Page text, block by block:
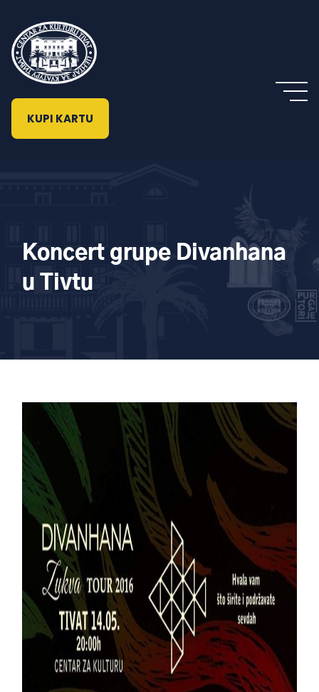
KUPI KARTU
Koncert grupe Divanhana
u Tivtu